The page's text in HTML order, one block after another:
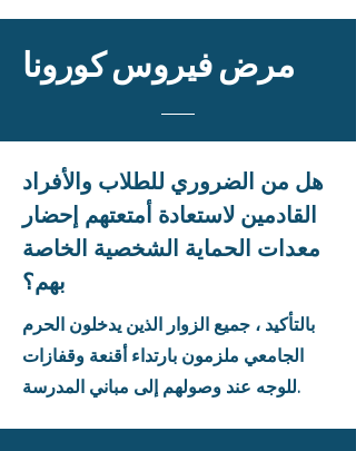
مرض فيروس كورونا
هل من الضروري للطلاب والأفراد
القادمين لاستعادة أمتعتهم إحضار
معدات الحماية الشخصية الخاصة
بهم؟
بالتأكيد ، جميع الزوار الذين يدخلون الحرم
الجامعي ملزمون بارتداء أقنعة وقفازات
للوجه عند وصولهم إلى مباني المدرسة.